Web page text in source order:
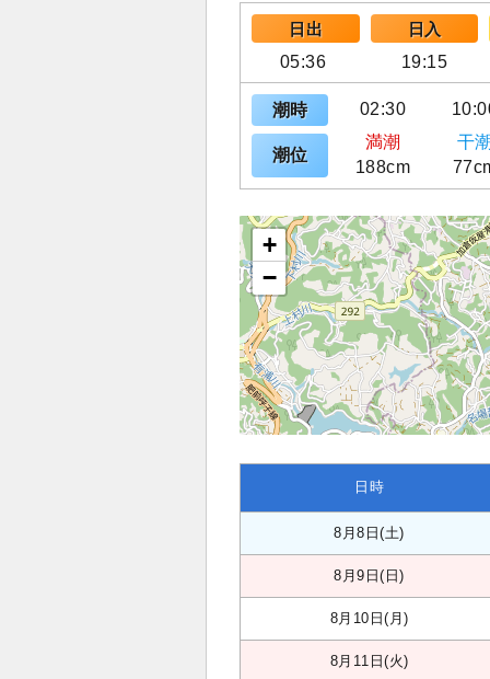
日出
日入
05:36
19:15
潮時 02:30
潮位
満潮
干
188cm
+
−
日時
8月8日(土)
8月9日(日)
8月10日(月)
8月11日(火)